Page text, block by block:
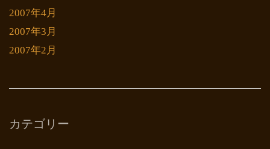
2007年4月
2007年3月
2007年2月
カテゴリー